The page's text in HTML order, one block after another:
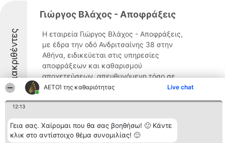
ΑΕΤΟΊ της καθαριότητας Live chat
12:13
Γεια σας. Χαίρομαι που θα σας βοηθήσω! 🙂 Κάντε
κλικ στο αντίστοιχο θέμα συνομιλίας! 🙂
Διακριθέντες
Γιώργος Βλάχος - Αποφράξεις
Η εταιρεία Γιώργος Βλάχος - Αποφράξεις,
με έδρα την οδό Ανδριτσαίνης 38 στην
Αθήνα, ειδικεύεται στις υπηρεσίες
αποφράξεων και καθαρισμού
αποχετεύσεων, απευθυνόμενη τόσο σε
ιδιωτικούς όσο και σε επαγγελματικούς
8.6